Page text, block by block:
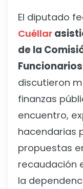
El diputado
Cuéllar
de la
discutieron
finanzas
encuentro,
hacendarias
propuestas
recaudación
la